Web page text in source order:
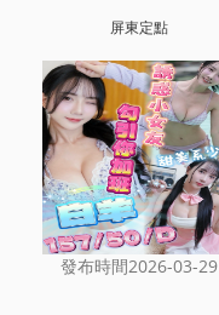
屏東定點
發布時間2026-03-29